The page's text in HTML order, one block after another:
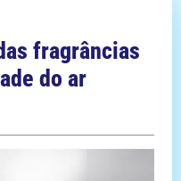
fragrâncias
do ar